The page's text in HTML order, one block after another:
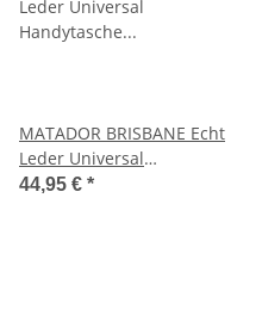
MATADOR BRISBANE Echt
Leder Universal
Handytasche Vertikal 6.9
44,95 € *